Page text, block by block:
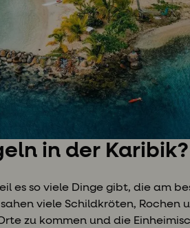
in der Karibik?
es so viele Dinge gibt, die am
viele Schildkröten, Rochen
zu kommen und die